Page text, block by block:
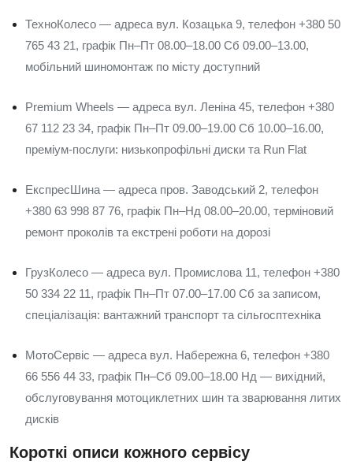
ТехноКолесо — адреса вул. Козацька 9, телефон +380 50
765 43 21, графік Пн–Пт 08.00–18.00 Сб 09.00–13.00,
мобільний шиномонтаж по місту доступний
Premium Wheels — адреса вул. Леніна 45, телефон +380
67 112 23 34, графік Пн–Пт 09.00–19.00 Сб 10.00–16.00,
преміум-послуги: низькопрофільні диски та Run Flat
ЕкспресШина — адреса пров. Заводський 2, телефон
+380 63 998 87 76, графік Пн–Нд 08.00–20.00, терміновий
ремонт проколів та екстрені роботи на дорозі
ГрузКолесо — адреса вул. Промислова 11, телефон +380
50 334 22 11, графік Пн–Пт 07.00–17.00 Сб за записом,
спеціалізація: вантажний транспорт та сільгосптехніка
МотоСервіс — адреса вул. Набережна 6, телефон +380
66 556 44 33, графік Пн–Сб 09.00–18.00 Нд — вихідний,
обслуговування мотоциклетних шин та зварювання литих
дисків
Короткі описи кожного сервісу